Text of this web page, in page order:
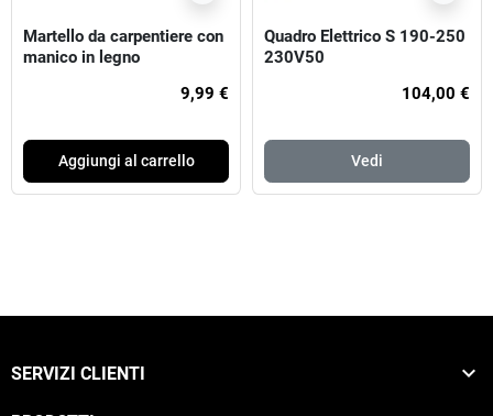
Martello da carpentiere con
manico in legno
9,99 €
Aggiungi al carrello
Quadro Elettrico S 190-250
230V50
104,00 €
Vedi
SERVIZI CLIENTI 